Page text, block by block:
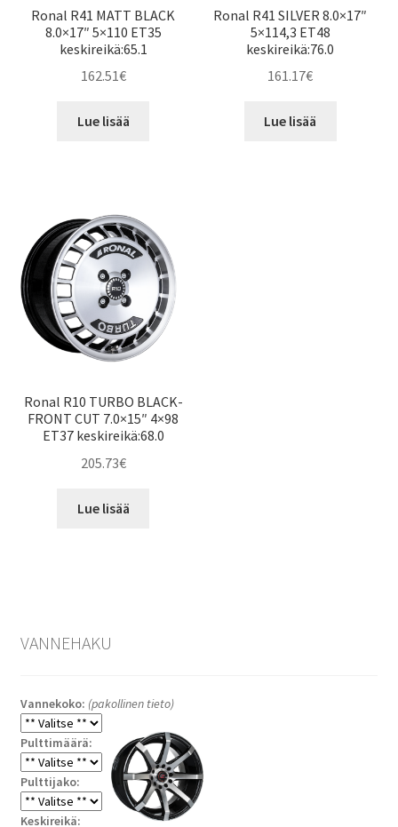
Ronal R41 MATT BLACK
8.0×17″ 5×110 ET35
keskireikä:65.1
162.51€
Lue lisää
Ronal R41 SILVER 8.0×17″
5×114,3 ET48
keskireikä:76.0
161.17€
Lue lisää
Ronal R10 TURBO BLACK-
FRONT CUT 7.0×15″ 4×98
ET37 keskireikä:68.0
205.73€
Lue lisää
VANNEHAKU
Vannekoko: (pakollinen tieto)
Pulttimäärä:
Pulttijako:
Keskireikä: